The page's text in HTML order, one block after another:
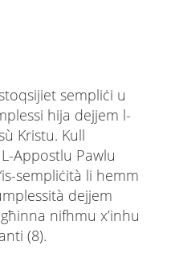
sempliċi u
hija dejjem l-
Kristu. Kull
Appostlu Pawlu
sempliċità li hemm
dejjem
nifhmu x’inhu
(8).